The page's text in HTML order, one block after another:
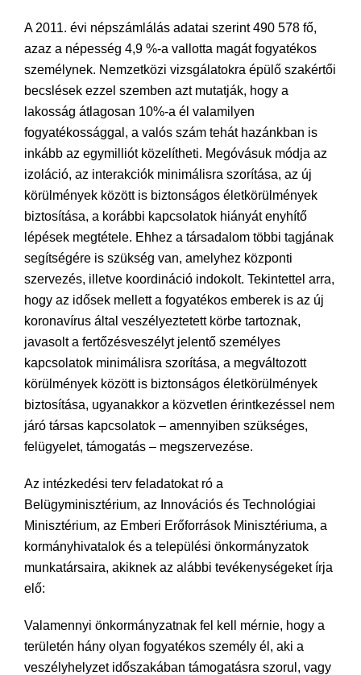
A 2011. évi népszámlálás adatai szerint 490 578 fő,
azaz a népesség 4,9 %-a vallotta magát fogyatékos
személynek. Nemzetközi vizsgálatokra épülő szakértői
becslések ezzel szemben azt mutatják, hogy a
lakosság átlagosan 10%-a él valamilyen
fogyatékossággal, a valós szám tehát hazánkban is
inkább az egymilliót közelítheti. Megóvásuk módja az
izoláció, az interakciók minimálisra szorítása, az új
körülmények között is biztonságos életkörülmények
biztosítása, a korábbi kapcsolatok hiányát enyhítő
lépések megtétele. Ehhez a társadalom többi tagjának
segítségére is szükség van, amelyhez központi
szervezés, illetve koordináció indokolt. Tekintettel arra,
hogy az idősek mellett a fogyatékos emberek is az új
koronavírus által veszélyeztetett körbe tartoznak,
javasolt a fertőzésveszélyt jelentő személyes
kapcsolatok minimálisra szorítása, a megváltozott
körülmények között is biztonságos életkörülmények
biztosítása, ugyanakkor a közvetlen érintkezéssel nem
járó társas kapcsolatok – amennyiben szükséges,
felügyelet, támogatás – megszervezése.
Az intézkedési terv feladatokat ró a
Belügyminisztérium, az Innovációs és Technológiai
Minisztérium, az Emberi Erőforrások Minisztériuma, a
kormányhivatalok és a települési önkormányzatok
munkatársaira, akiknek az alábbi tevékenységeket írja
elő:
Valamennyi önkormányzatnak fel kell mérnie, hogy a
területén hány olyan fogyatékos személy él, aki a
veszélyhelyzet időszakában támogatásra szorul, vagy